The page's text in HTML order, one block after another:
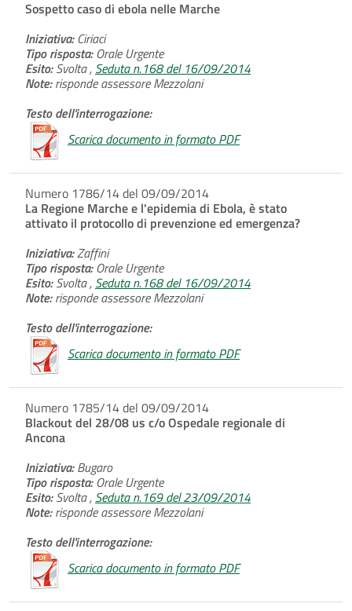
Sospetto caso di ebola nelle Marche
Iniziativa:Ciriaci
Tipo risposta:Orale Urgente
Esito:Svolta , Seduta n.168 del 16/09/2014
Note:risponde assessore Mezzolani
Testo dell'interrogazione:
Scarica documento in formato PDF
Numero 1786/14 del 09/09/2014
La Regione Marche e l'epidemia di Ebola, è stato
attivato il protocollo di prevenzione ed emergenza?
Iniziativa:Zaffini
Tipo risposta:Orale Urgente
Esito:Svolta , Seduta n.168 del 16/09/2014
Note:risponde assessore Mezzolani
Testo dell'interrogazione:
Scarica documento in formato PDF
Numero 1785/14 del 09/09/2014
Blackout del 28/08 us c/o Ospedale regionale di
Ancona
Iniziativa:Bugaro
Tipo risposta:Orale Urgente
Esito:Svolta , Seduta n.169 del 23/09/2014
Note:risponde assessore Mezzolani
Testo dell'interrogazione:
Scarica documento in formato PDF